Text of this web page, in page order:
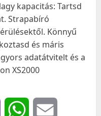
kapacitás: Tartsd
Strapabíró
Könnyű
és máris
adatátvitelt és a
XS2000
Viber WhatsApp